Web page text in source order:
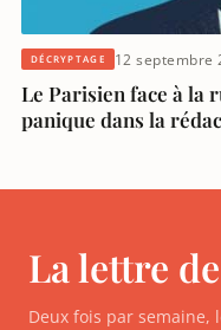
DÉCRYPTAGE 12 septembre
Le Parisien face à la
panique dans la
La lettre
Deux fois par semaine,